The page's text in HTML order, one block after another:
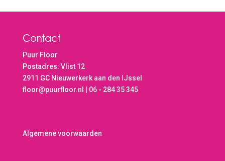
Contact
Puur Floor
Postadres: Vlist 12
2911 GC Nieuwerkerk aan den IJssel
floor@puurfloor.nl | 06 - 284 35 345
Algemene voorwaarden